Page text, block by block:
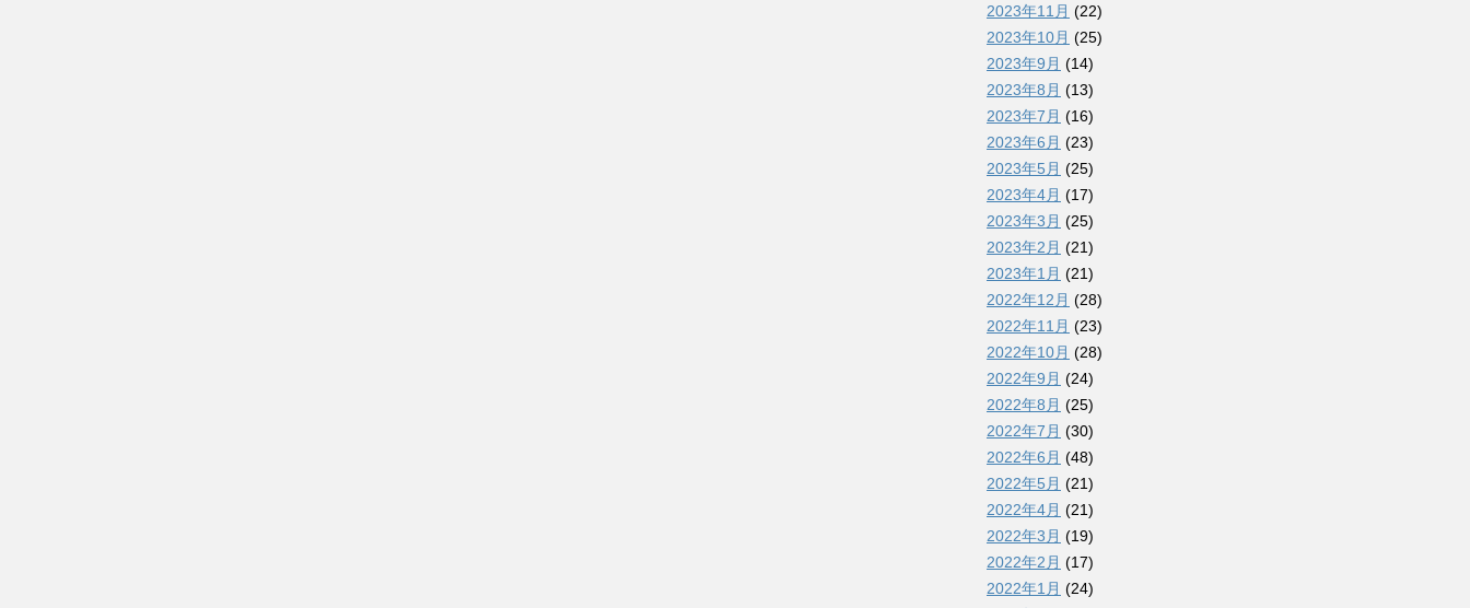
2023年11月 (22)
2023年10月 (25)
2023年9月 (14)
2023年8月 (13)
2023年7月 (16)
2023年6月 (23)
2023年5月 (25)
2023年4月 (17)
2023年3月 (25)
2023年2月 (21)
2023年1月 (21)
2022年12月 (28)
2022年11月 (23)
2022年10月 (28)
2022年9月 (24)
2022年8月 (25)
2022年7月 (30)
2022年6月 (48)
2022年5月 (21)
2022年4月 (21)
2022年3月 (19)
2022年2月 (17)
2022年1月 (24)